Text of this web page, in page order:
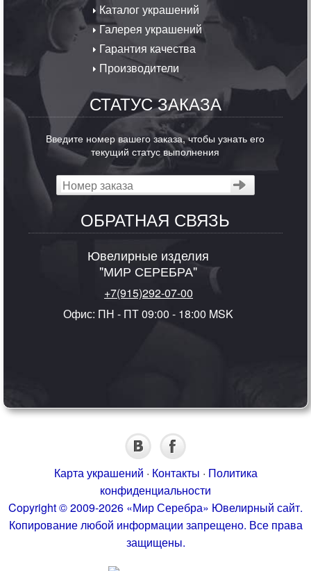
Каталог украшений
Галерея украшений
Гарантия качества
Производители
СТАТУС ЗАКАЗА
Введите номер вашего заказа, чтобы узнать его
текущий статус выполнения
ОБРАТНАЯ СВЯЗЬ
Ювелирные изделия
"МИР СЕРЕБРА"
+7(915)292-07-00
Офис: ПН - ПТ 09:00 - 18:00 MSK
Карта украшений · Контакты · Политика
конфиденциальности
Copyright © 2009-2026 «Мир Серебра» Ювелирный сайт.
Копирование любой информации запрещено. Все права
защищены.